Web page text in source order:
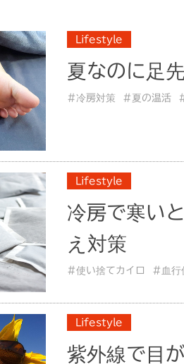
Lifestyle
夏なのに足
#冷房対策 #夏の温活
Lifestyle
冷房で寒い
え対策
#使い捨てカイロ #血行
Lifestyle
紫外線で目